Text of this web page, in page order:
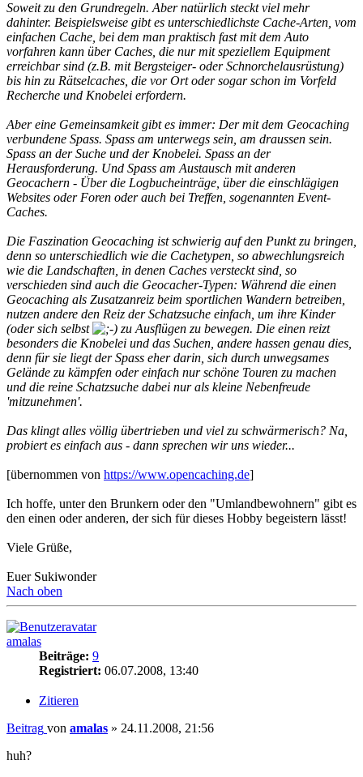
Soweit zu den Grundregeln. Aber natürlich steckt viel mehr
dahinter. Beispielsweise gibt es unterschiedlichste Cache-Arten, vom
einfachen Cache, bei dem man praktisch fast mit dem Auto
vorfahren kann über Caches, die nur mit speziellem Equipment
erreichbar sind (z.B. mit Bergsteiger- oder Schnorchelausrüstung)
bis hin zu Rätselcaches, die vor Ort oder sogar schon im Vorfeld
Recherche und Knobelei erfordern.
Aber eine Gemeinsamkeit gibt es immer: Der mit dem Geocaching
verbundene Spass. Spass am unterwegs sein, am draussen sein.
Spass an der Suche und der Knobelei. Spass an der
Herausforderung. Und Spass am Austausch mit anderen
Geocachern - Über die Logbucheinträge, über die einschlägigen
Websites oder Foren oder auch bei Treffen, sogenannten Event-
Caches.
Die Faszination Geocaching ist schwierig auf den Punkt zu bringen,
denn so unterschiedlich wie die Cachetypen, so abwechlungsreich
wie die Landschaften, in denen Caches versteckt sind, so
verschieden sind auch die Geocacher-Typen: Während die einen
Geocaching als Zusatzanreiz beim sportlichen Wandern betreiben,
nutzen andere den Reiz der Schatzsuche einfach, um ihre Kinder
(oder sich selbst
zu Ausflügen zu bewegen. Die einen reizt
besonders die Knobelei und das Suchen, andere hassen genau dies,
denn für sie liegt der Spass eher darin, sich durch unwegsames
Gelände zu kämpfen oder einfach nur schöne Touren zu machen
und die reine Schatzsuche dabei nur als kleine Nebenfreude
'mitzunehmen'.
Das klingt alles völlig übertrieben und viel zu schwärmerisch? Na,
probiert es einfach aus - dann sprechen wir uns wieder...
[übernommen von https://www.opencaching.de]
Ich hoffe, unter den Brunkern oder den "Umlandbewohnern" gibt es
den einen oder anderen, der sich für dieses Hobby begeistern lässt!
Viele Grüße,
Euer Sukiwonder
Nach oben
amalas
Beiträge: 9
Registriert: 06.07.2008, 13:40
Zitieren
Beitrag von amalas » 24.11.2008, 21:56
huh?